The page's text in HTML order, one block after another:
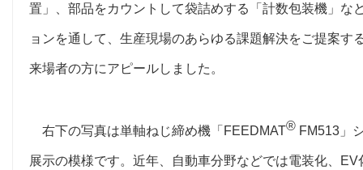
置」、部品をカウントして袋詰めする「計数包装機」な
ョンを通して、生産現場のあらゆる課題解決をご提案す
来場者の方にアピールしました。
右下の写真は単軸ねじ締め機「FEEDMAT®FM513」
展示の模様です。近年、自動車分野などでは電装化、